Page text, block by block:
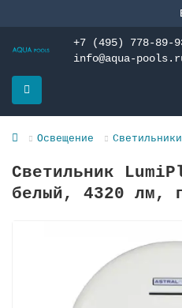
+7 (495) 778-89-
info@aqua-
Освещение Светильники
Светильник
белый, 4320 лм,